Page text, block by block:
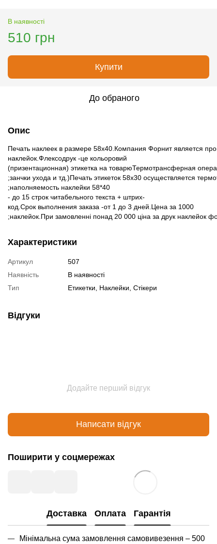
В наявності
510 грн
Купити
До обраного
Опис
Печать наклеек в размере 58х40.Компания Форнит является
наклейок.Флексодрук -це кольоровий
(призентационная) этикетка на товарюТермотрансферная
;занчки ухода и тд.)Печать этикеток 58х30 осуществляется
;наполняемость наклейки 58*40
- до 15 строк читабельного текста + штрих-
код.Срок выполнения заказа -от 1 до 3 дней.Цена за 1000
;наклейок.При замовленні понад 20 000 ціна за друк наклейок
Характеристики
Артикул
507
Наявність
В наявності
Тип
Етикетки, Наклейки, Стікери
Відгуки
Додайте перший відгук
Написати відгук
Поширити у соцмережах
Доставка Оплата Гарантія
Мінімальна сума замовлення самовивезення – 500